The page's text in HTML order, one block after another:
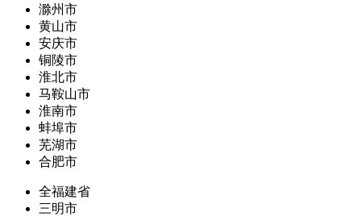
滁州市
黄山市
安庆市
铜陵市
淮北市
马鞍山市
淮南市
蚌埠市
芜湖市
合肥市
全福建省
三明市